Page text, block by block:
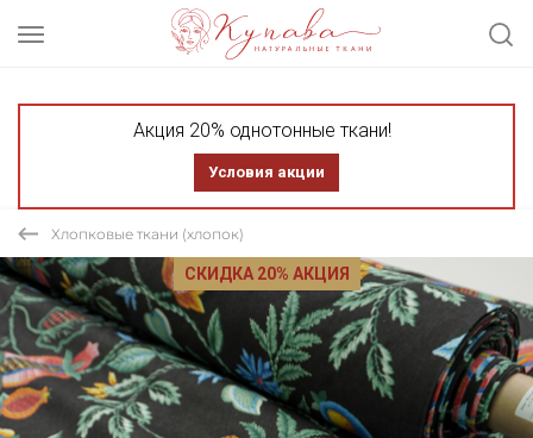
Акция 20% однотонные ткани!
Условия акции
Хлопковые ткани (хлопок)
СКИДКА 20% АКЦИЯ